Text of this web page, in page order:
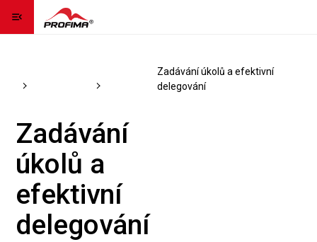
menu_open
contact_page
Language
Zadávání úkolů a efektivní
delegování
Zadávání
úkolů a
efektivní
delegování